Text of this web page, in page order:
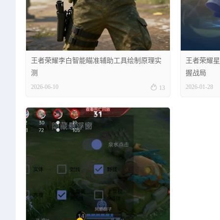
王者荣耀李白智能瞄准辅助工具绘制原理实
测
2026-06-10  13
王者荣耀
握战局
2026-01-28